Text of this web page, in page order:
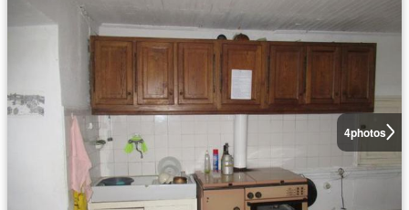
4photos